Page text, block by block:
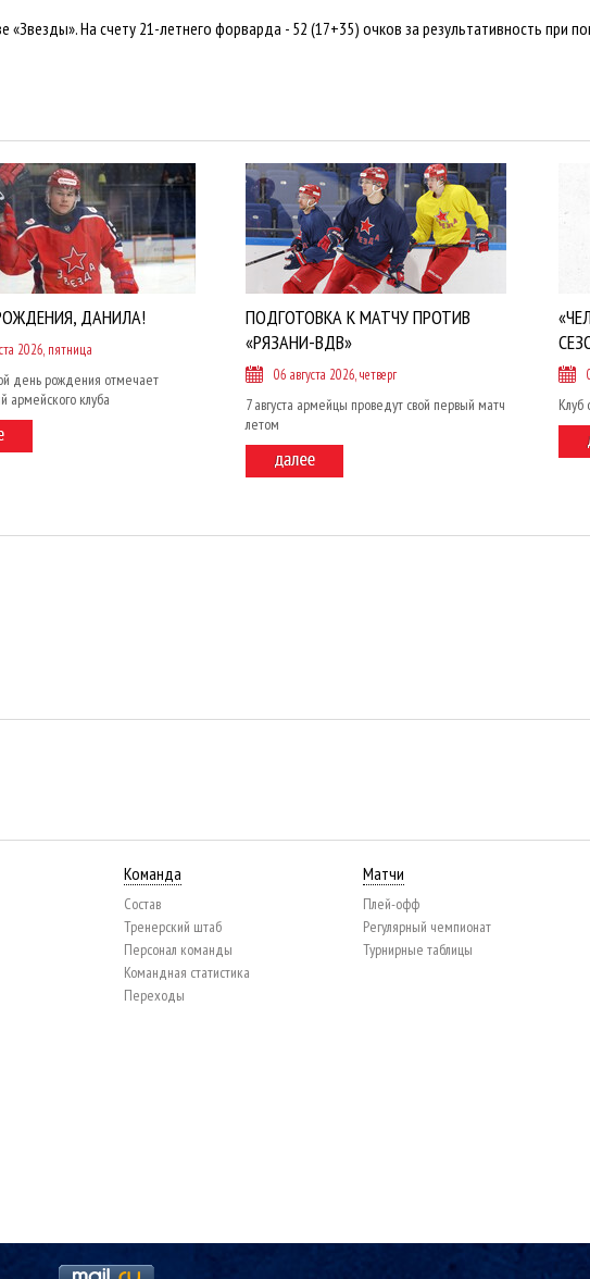
«Звезды». На счету 21-летнего форварда - 52 (17+35) очков за результативность при
ДАНИЛА!
2026, пятница
день рождения отмечает
армейского клуба
ПОДГОТОВКА К МАТЧУ ПРОТИВ
«РЯЗАНИ-ВДВ»
06 августа 2026, четверг
7 августа армейцы проведут свой первый матч
летом
Клуб
Команда
Состав
Тренерский штаб
Персонал команды
Командная статистика
Переходы
Матчи
Плей-офф
Регулярный чемпионат
Турнирные таблицы